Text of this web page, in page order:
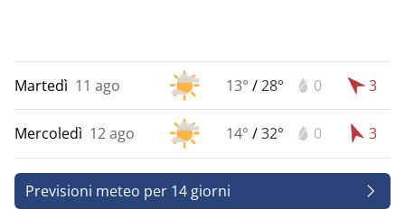
Martedì 11 ago 13° /28° 0 3
Mercoledì 12 ago 14° /32° 0 3
Previsioni meteo per 14 giorni